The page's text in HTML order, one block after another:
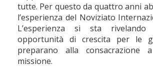
tutte. Per questo da quattro anni
l’esperienza del Noviziato
L’esperienza si sta
opportunità di crescita per le
preparano alla
missione.